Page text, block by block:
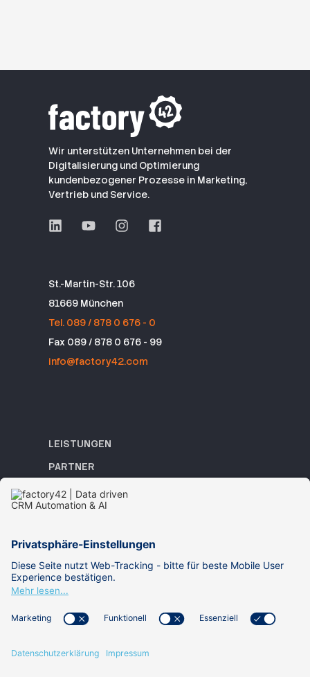
Wir unterstützen Unternehmen bei der
Digitalisierung und Optimierung
kundenbezogener Prozesse in Marketing,
Vertrieb und Service.
St.-Martin-Str. 106
81669 München
Tel. 089 / 878 0 676 - 0
Fax 089 / 878 0 676 - 99
info@factory42.com
LEISTUNGEN
PARTNER
REFERENZEN
ACADEMY
WISSEN
ÜBER UNS
KARRIERE